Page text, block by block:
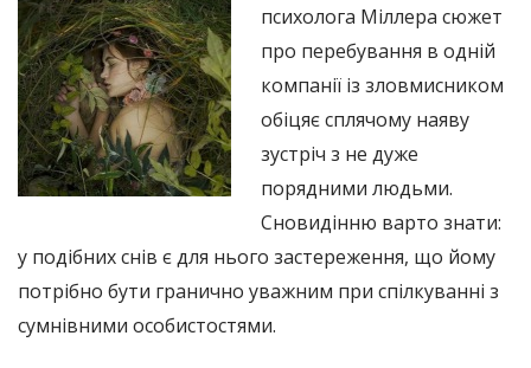
психолога Міллера сюжет
про перебування в одній
компанії із зловмисником
обіцяє сплячому наяву
зустріч з не дуже
порядними людьми.
Сновидінню варто знати:
у подібних снів є для нього застереження, що йому
потрібно бути гранично уважним при спілкуванні з
сумнівними особистостями.